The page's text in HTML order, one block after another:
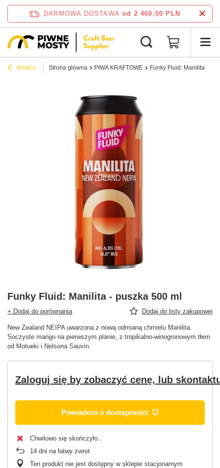
DARMOWA DOSTAWA od 2 460,00 PLN
Wstecz Strona główna PIWA KRAFTOWE Funky Fluid: Manilita -
Funky Fluid: Manilita - puszka 500 ml
+ Dodaj do porównania Dodaj do listy zakupowej
New Zealand NEIPA uwarzona z nową odmianą chmielu Manilita.
Soczyste mango na pierwszym planie, z tropikalno-winogronowym tłem
od Motueki i Nelsona Sauvin.
Zaloguj się by zobaczyć cenę, lub
Powiadom o dostępności
Chwilowo się skończyło.
14 dni na łatwy zwrot
Ten produkt nie jest dostępny w sklepie stacjonarnym